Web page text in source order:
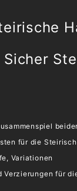
Sicher
für die
Variationen
Verzierungen für